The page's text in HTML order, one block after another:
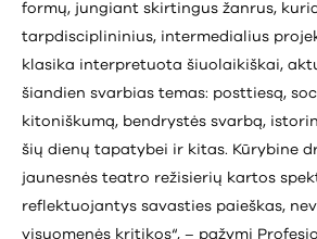
formų, jungiant skirtingus žanrus,
tarpdisciplininius, intermedialius
klasika interpretuota šiuolaikiškai,
šiandien svarbias temas: posttiesą,
kitoniškumą, bendrystės svarbą,
šių dienų tapatybei ir kitas. Kūrybine
jaunesnės teatro režisierių kartos
reflektuojantys savasties paieškas,
visuomenės kritikos“, – pažymi